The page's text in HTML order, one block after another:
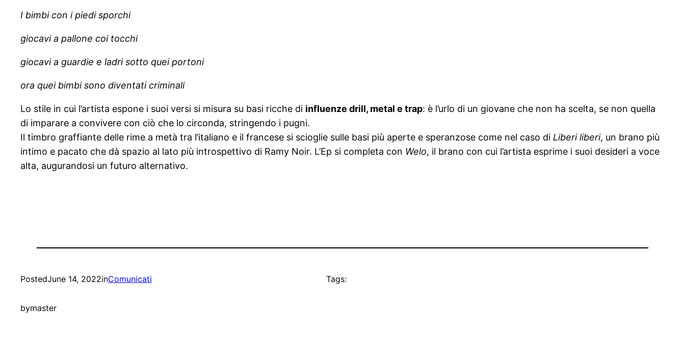
I bimbi con i piedi sporchi
giocavi a pallone coi tocchi
giocavi a guardie e ladri sotto quei portoni
ora quei bimbi sono diventati criminali
Lo stile in cui l’artista espone i suoi versi si misura su basi ricche di influenze drill, metal e trap: è l’urlo di un giovane che non ha scelta, se non quella
di imparare a convivere con ciò che lo circonda, stringendo i pugni.
Il timbro graffiante delle rime a metà tra l’italiano e il francese si scioglie sulle basi più aperte e speranzose come nel caso di Liberi liberi, un brano più
intimo e pacato che dà spazio al lato più introspettivo di Ramy Noir. L’Ep si completa con Welo, il brano con cui l’artista esprime i suoi desideri a voce
alta, augurandosi un futuro alternativo.
PostedJune 14, 2022inComunicati
bymaster
Tags: